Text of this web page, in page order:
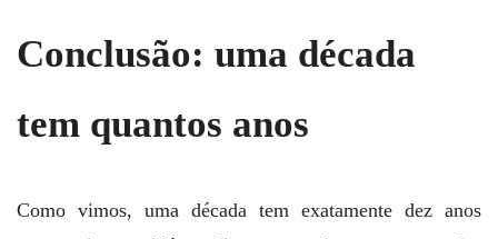
Conclusão: uma década
tem quantos anos
Como vimos, uma década tem exatamente dez anos